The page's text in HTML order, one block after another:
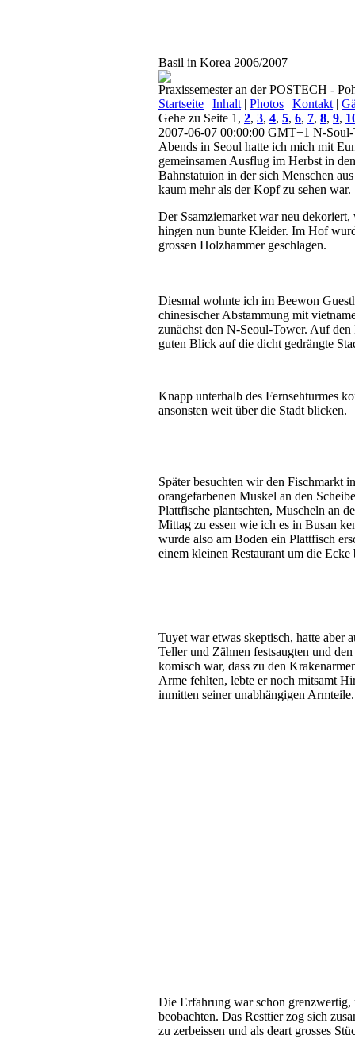
Basil in Korea 2006/2007
Praxissemester an der POSTECH -
Startseite | Inhalt | Photos | Kontakt |
Gehe zu Seite 1, 2, 3, 4, 5, 6, 7, 8, 9,
2007-06-07 00:00:00 GMT+1 N-
Abends in Seoul hatte ich mich mit
gemeinsamen Ausflug im Herbst in
Bahnstatuion in der sich Menschen
kaum mehr als der Kopf zu sehen war.
Der Ssamziemarket war neu
hingen nun bunte Kleider. Im Hof
grossen Holzhammer geschlagen.
Diesmal wohnte ich im Beewon
chinesischer Abstammung mit
zunächst den N-Seoul-Tower. Auf
guten Blick auf die dicht gedrängte
Knapp unterhalb des Fernsehturmes
ansonsten weit über die Stadt blicken.
Später besuchten wir den Fischmarkt
orangefarbenen Muskel an den
Plattfische plantschten, Muscheln an
Mittag zu essen wie ich es in Busan
wurde also am Boden ein Plattfisch
einem kleinen Restaurant um die
Tuyet war etwas skeptisch, hatte aber
Teller und Zähnen festsaugten und
komisch war, dass zu den
Arme fehlten, lebte er noch mitsamt
inmitten seiner unabhängigen Armteile.
Die Erfahrung war schon
beobachten. Das Resttier zog sich
zu zerbeissen und als deart grosses